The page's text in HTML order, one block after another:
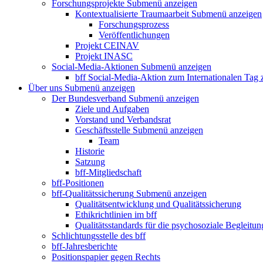
Forschungsprojekte Submenü anzeigen
Kontextualisierte Traumaarbeit Submenü anzeigen
Forschungsprozess
Veröffentlichungen
Projekt CEINAV
Projekt INASC
Social-Media-Aktionen Submenü anzeigen
bff Social-Media-Aktion zum Internationalen Tag
Über uns Submenü anzeigen
Der Bundesverband Submenü anzeigen
Ziele und Aufgaben
Vorstand und Verbandsrat
Geschäftsstelle Submenü anzeigen
Team
Historie
Satzung
bff-Mitgliedschaft
bff-Positionen
bff-Qualitätssicherung Submenü anzeigen
Qualitätsentwicklung und Qualitätssicherung
Ethikrichtlinien im bff
Qualitätsstandards für die psychosoziale
Schlichtungsstelle des bff
bff-Jahresberichte
Positionspapier gegen Rechts